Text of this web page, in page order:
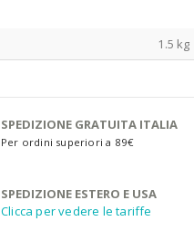
1.5 kg
SPEDIZIONE GRATUITA ITALIA
Per ordini superiori a 89€
SPEDIZIONE ESTERO E USA
Clicca per vedere le tariffe